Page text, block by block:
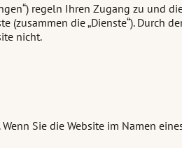
regeln Ihren Zugang zu und
die „Dienste“). Durch
nicht.
Sie die Website im Namen